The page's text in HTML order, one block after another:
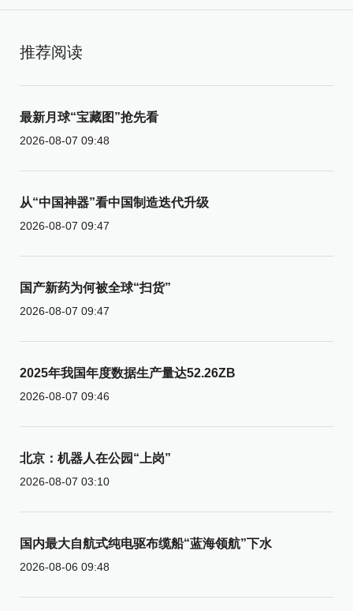
推荐阅读
最新月球“宝藏图”抢先看
2026-08-07 09:48
从“中国神器”看中国制造迭代升级
2026-08-07 09:47
国产新药为何被全球“扫货”
2026-08-07 09:47
2025年我国年度数据生产量达52.26ZB
2026-08-07 09:46
北京：机器人在公园“上岗”
2026-08-07 03:10
国内最大自航式纯电驱布缆船“蓝海领航”下水
2026-08-06 09:48